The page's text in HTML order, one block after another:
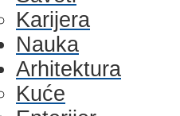
Karijera
Nauka
Arhitektura
Kuće